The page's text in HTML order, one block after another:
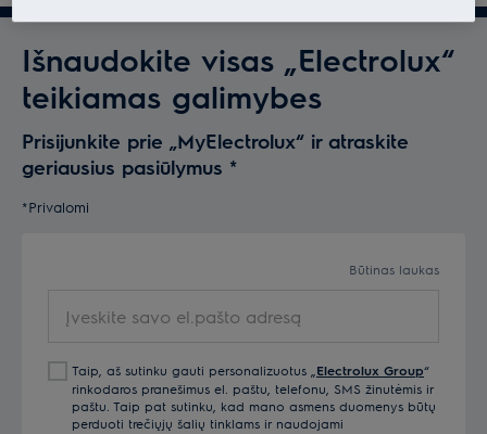
Išnaudokite visas „Electrolux“
teikiamas galimybes
Prisijunkite prie „MyElectrolux“ ir atraskite
geriausius pasiūlymus *
*Privalomi
Būtinas laukas
Taip, aš sutinku gauti personalizuotus „ Electrolux Group“
rinkodaros pranešimus el. paštu, telefonu, SMS žinutėmis ir
paštu. Taip pat sutinku, kad mano asmens duomenys būtų
perduoti trečiųjų šalių tinklams ir naudojami